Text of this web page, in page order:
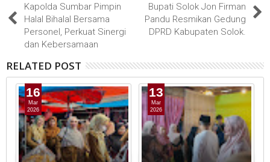
Kapolda Sumbar Pimpin
Halal Bihalal Bersama
Personel, Perkuat Sinergi
dan Kebersamaan
Bupati Solok Jon Firman
Pandu Resmikan Gedung
DPRD Kabupaten Solok.
RELATED POST
16
Mar
2026
13
Mar
2026